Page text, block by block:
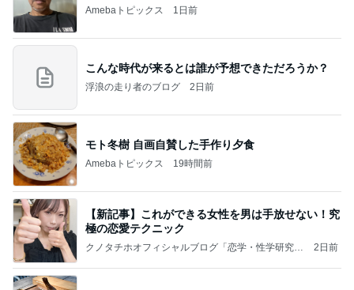
Amebaトピックス 1日前
こんな時代が来るとは誰が予想できただろうか？
浮浪の走り者のブログ 2日前
モト冬樹 自画自賛した手作り夕食
Amebaトピックス 19時間前
【新記事】これができる女性を男は手放せない！究
極の恋愛テクニック
クノタチホオフィシャルブログ「恋学・性学研究
2日前